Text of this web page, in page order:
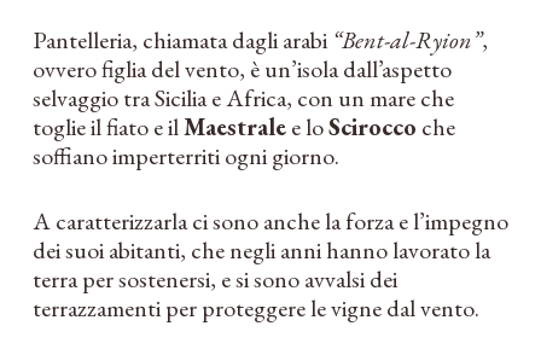
Pantelleria, chiamata dagli arabi “Bent-al-Ryion”,
ovvero figlia del vento, è un’isola dall’aspetto
selvaggio tra Sicilia e Africa, con un mare che
toglie il fiato e ilMaestralee loScirocco che
soffiano imperterriti ogni giorno.
A caratterizzarla ci sono anche la forza e l’impegno
dei suoi abitanti, che negli anni hanno lavorato la
terra per sostenersi, e si sono avvalsi dei
terrazzamenti per proteggere le vigne dal vento.